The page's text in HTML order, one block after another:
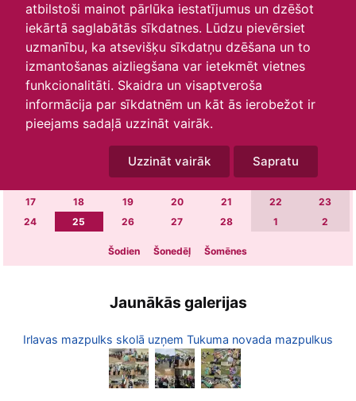
atbilstoši mainot pārlūka iestatījumus un dzēšot
iekārtā saglabātās sīkdatnes. Lūdzu pievērsiet
uzmanību, ka atsevišķu sīkdatņu dzēšana un to
izmantošanas aizliegšana var ietekmēt vietnes
funkcionalitāti. Skaidra un visaptveroša
informācija par sīkdatnēm un kāt ās ierobežot ir
pieejams sadaļā uzzināt vairāk.
Uzzināt vairāk Sapratu
O T S
5 6 8
12 13 14 15
17
18 19 20 21 22
23
24
25 26 27 28 1 2
Šodien Šonedēļ Šomēnes
Jaunākās galerijas
Irlavas mazpulks skolā uzņem Tukuma novada mazpulkus